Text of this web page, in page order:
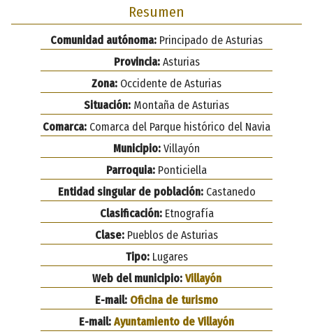
Resumen
Comunidad autónoma: Principado de Asturias
Provincia:Asturias
Zona: Occidente de Asturias
Situación: Montaña de Asturias
Comarca: Comarca del Parque histórico del Navia
Municipio: Villayón
Parroquia: Ponticiella
Entidad singular de población:Castanedo
Clasificación:Etnografía
Clase: Pueblos de Asturias
Tipo:Lugares
Web del municipio: Villayón
E-mail: Oficina de turismo
E-mail: Ayuntamiento de Villayón